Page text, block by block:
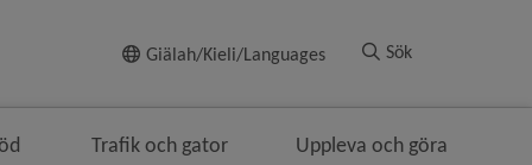
Giälah/Kieli/Languages Sök
Trafik och gator Uppleva och göra